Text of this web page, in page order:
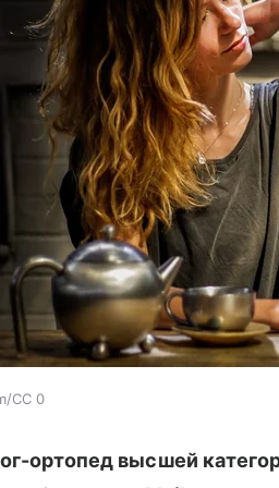
CC 0
ортопед высшей